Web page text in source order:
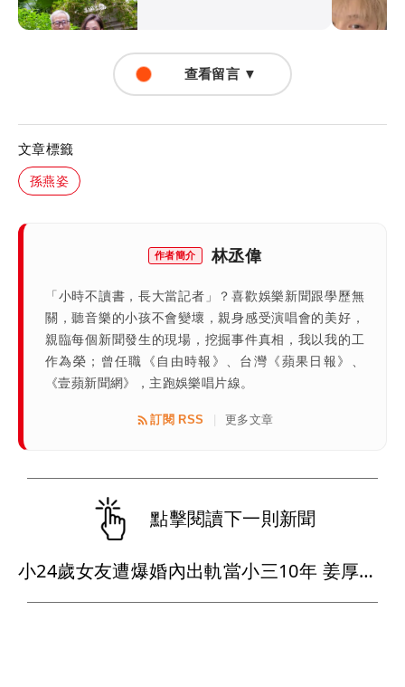
查看留言 ▼
文章標籤
孫燕姿
作者簡介 林丞偉
「小時不讀書，長大當記者」？喜歡娛樂新聞跟學歷無
關，聽音樂的小孩不會變壞，親身感受演唱會的美好，
親臨每個新聞發生的現場，挖掘事件真相，我以我的工
作為榮；曾任職《自由時報》、台灣《蘋果日報》、
《壹蘋新聞網》，主跑娛樂唱片線。
訂閱 RSS 更多文章
點擊閱讀下一則新聞
小24歲女友遭爆婚內出軌當小三10年 姜厚任懶理反嗆爆料者「頭腦有問題」